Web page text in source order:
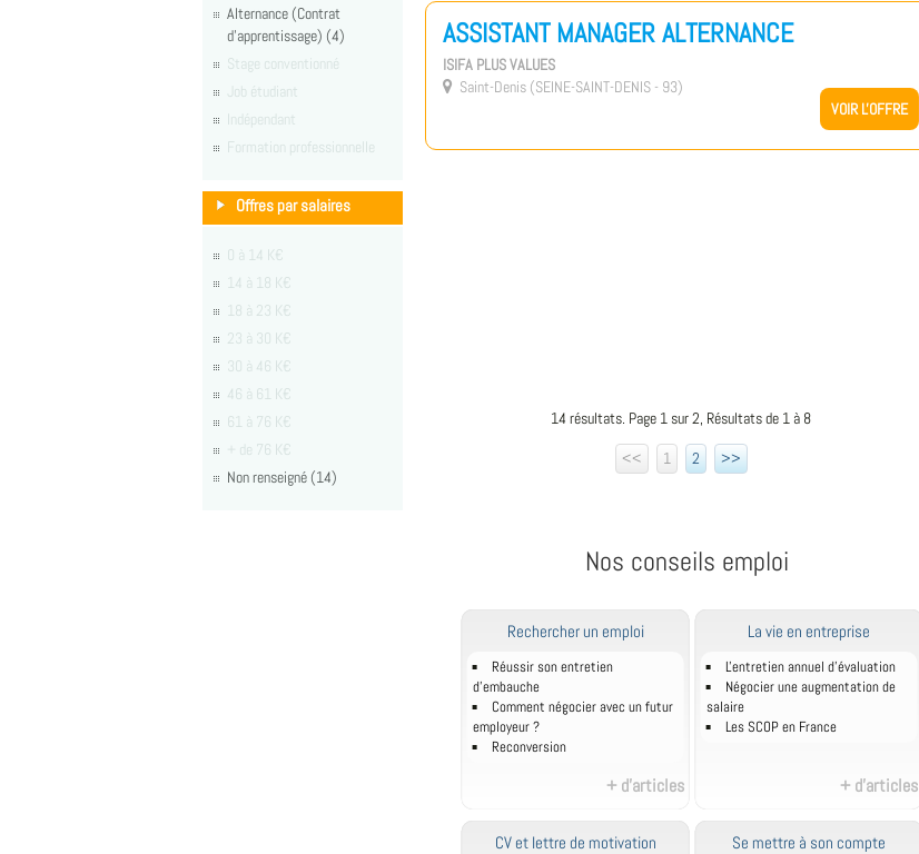
Alternance (Contrat
d'apprentissage) (4)
Stage conventionné
Job étudiant
Indépendant
Formation professionnelle
Offres par salaires
0 à 14 K€
14 à 18 K€
18 à 23 K€
23 à 30 K€
30 à 46 K€
46 à 61 K€
61 à 76 K€
+ de 76 K€
Non renseigné (14)
ASSISTANT MANAGER ALTERNANCE
ISIFA PLUS VALUES
 Saint-Denis (SEINE-SAINT-DENIS - 93)
VOIR L'OFFRE
14 résultats. Page 1 sur 2, Résultats de 1 à 8
<<
1 2 >>
Nos conseils emploi
Rechercher un emploi
Réussir son entretien
d'embauche
Comment négocier avec un futur
employeur ?
Reconversion
+ d'articles
La vie en entreprise
L'entretien annuel d’évaluation
Négocier une augmentation de
salaire
Les SCOP en France
+ d'articles
CV et lettre de motivation Se mettre à son compte